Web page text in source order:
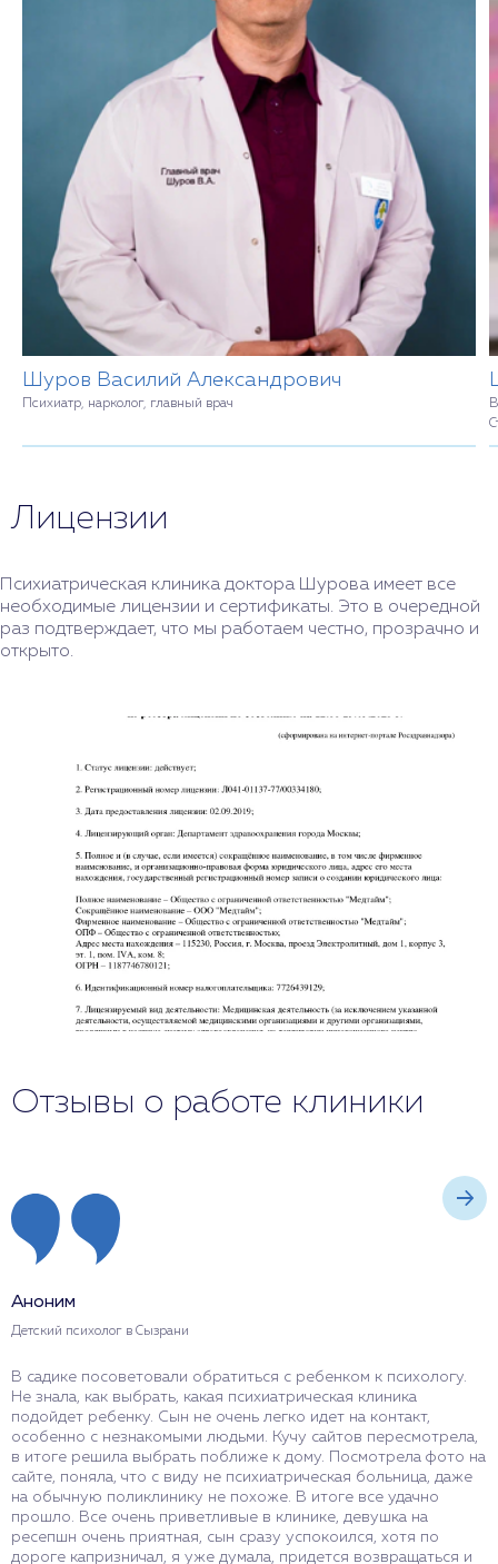
Шуров Василий Александрович
Психиатр, нарколог, главный врач
Лицензии
Психиатрическая клиника доктора Шурова имеет все
необходимые лицензии и сертификаты. Это в очередной
раз подтверждает, что мы работаем честно, прозрачно и
открыто.
Отзывы о работе клиники
Аноним
Детский психолог в Сызрани
В садике посоветовали обратиться с ребенком к психологу.
Не знала, как выбрать, какая психиатрическая клиника
подойдет ребенку. Сын не очень легко идет на контакт,
особенно с незнакомыми людьми. Кучу сайтов пересмотрела,
в итоге решила выбрать поближе к дому. Посмотрела фото на
сайте, поняла, что с виду не психиатрическая больница, даже
на обычную поликлинику не похоже. В итоге все удачно
прошло. Все очень приветливые в клинике, девушка на
ресепшн очень приятная, сын сразу успокоился, хотя по
дороге капризничал, я уже думала, придется возвращаться и